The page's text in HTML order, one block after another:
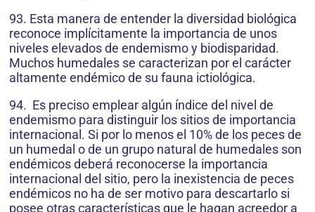
93. Esta manera de entender la diversidad biológica
reconoce implícitamente la importancia de unos
niveles elevados de endemismo y biodisparidad.
Muchos humedales se caracterizan por el carácter
altamente endémico de su fauna ictiológica.
94. Es preciso emplear algún índice del nivel de
endemismo para distinguir los sitios de importancia
internacional. Si por lo menos el 10% de los peces de
un humedal o de un grupo natural de humedales son
endémicos deberá reconocerse la importancia
internacional del sitio, pero la inexistencia de peces
endémicos no ha de ser motivo para descartarlo si
posee otras características que le hagan acreedor a